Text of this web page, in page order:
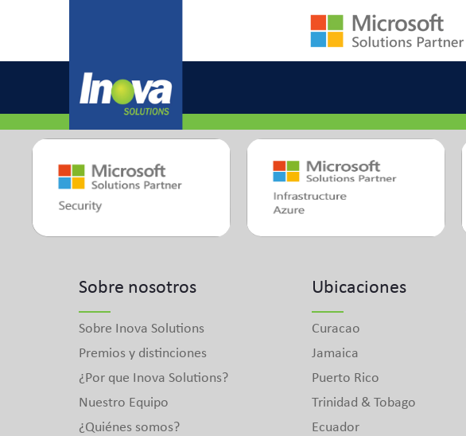
Sobre nosotros
Sobre Inova Solutions
Premios y distinciones
¿Por que Inova Solutions?
Nuestro Equipo
¿Quiénes somos?
Ubicaciones
Curacao
Jamaica
Puerto Rico
Trinidad & Tobago
Ecuador